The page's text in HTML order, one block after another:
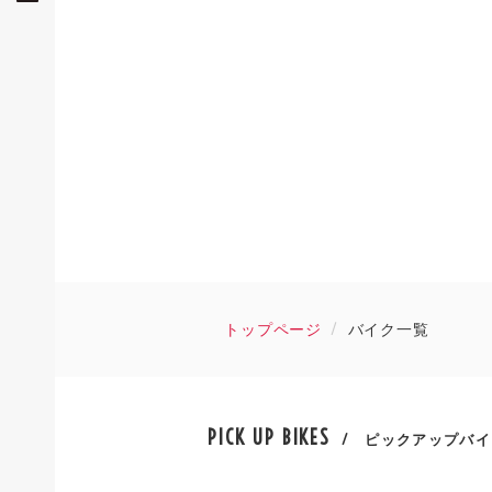
トップページ バイク一覧
PICK UP BIKES / ピックアップバ